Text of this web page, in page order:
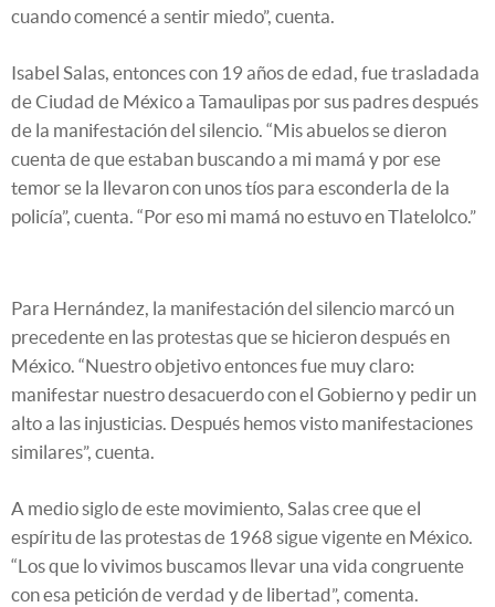
cuando comencé a sentir miedo”, cuenta.
Isabel Salas, entonces con 19 años de edad, fue trasladada
de Ciudad de México a Tamaulipas por sus padres después
de la manifestación del silencio. “Mis abuelos se dieron
cuenta de que estaban buscando a mi mamá y por ese
temor se la llevaron con unos tíos para esconderla de la
policía”, cuenta. “Por eso mi mamá no estuvo en Tlatelolco.”
Para Hernández, la manifestación del silencio marcó un
precedente en las protestas que se hicieron después en
México. “Nuestro objetivo entonces fue muy claro:
manifestar nuestro desacuerdo con el Gobierno y pedir un
alto a las injusticias. Después hemos visto manifestaciones
similares”, cuenta.
A medio siglo de este movimiento, Salas cree que el
espíritu de las protestas de 1968 sigue vigente en México.
“Los que lo vivimos buscamos llevar una vida congruente
con esa petición de verdad y de libertad”, comenta.